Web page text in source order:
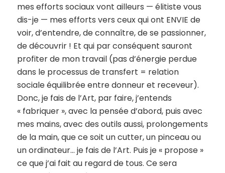
mes efforts sociaux vont ailleurs — élitiste vous
dis-je — mes efforts vers ceux qui ont ENVIE de
voir, d’entendre, de connaître, de se passionner,
de découvrir ! Et qui par conséquent sauront
profiter de mon travail (pas d’énergie perdue
dans le processus de transfert = relation
sociale équilibrée entre donneur et receveur).
Donc, je fais de l’Art, par faire, j’entends
« fabriquer », avec la pensée d’abord, puis avec
mes mains, avec des outils aussi, prolongements
de la main, que ce soit un cutter, un pinceau ou
un ordinateur… je fais de l’Art. Puis je « propose »
ce que j’ai fait au regard de tous. Ce sera